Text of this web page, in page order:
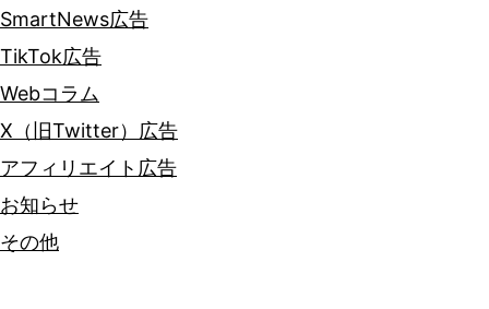
SmartNews広告
TikTok広告
Webコラム
X（旧Twitter）広告
アフィリエイト広告
お知らせ
その他